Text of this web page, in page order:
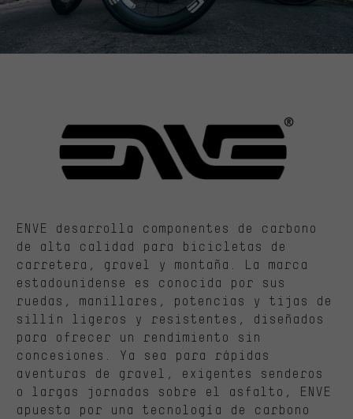
ENVE desarrolla componentes de carbono
de alta calidad para bicicletas de
carretera, gravel y montaña. La marca
estadounidense es conocida por sus
ruedas, manillares, potencias y tijas de
sillín ligeros y resistentes, diseñados
para ofrecer un rendimiento sin
concesiones. Ya sea para rápidas
aventuras de gravel, exigentes senderos
o largas jornadas sobre el asfalto, ENVE
apuesta por una tecnología de carbono